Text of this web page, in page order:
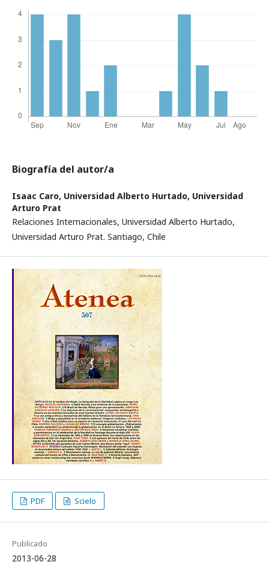
Biografía del autor/a
Isaac Caro, Universidad Alberto Hurtado, Universidad
Arturo Prat
Relaciones Internacionales, Universidad Alberto Hurtado,
Universidad Arturo Prat. Santiago, Chile
PDF Scielo
Publicado
2013-06-28